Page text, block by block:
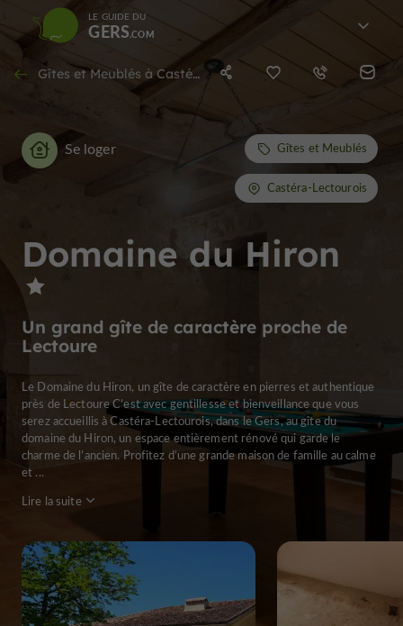
LE GUIDE DU
GERS
Gîtes et Meublés à Castéra-Lectourois
Domaine du Hiron
Un grand gîte de caractère proche de
Lectoure
Se loger Gîtes et Meublés
Castéra-Lectourois
Le Domaine du Hiron, un gîte de caractère en pierres et authentique
près de Lectoure C’est avec gentillesse et bienveillance que vous
serez accueillis à Castéra-Lectourois, dans le Gers, au gîte du
domaine du Hiron, un espace entièrement rénové qui garde le
charme de l’ancien. Profitez d’une grande maison de famille au calme
et ...
Lire la suite